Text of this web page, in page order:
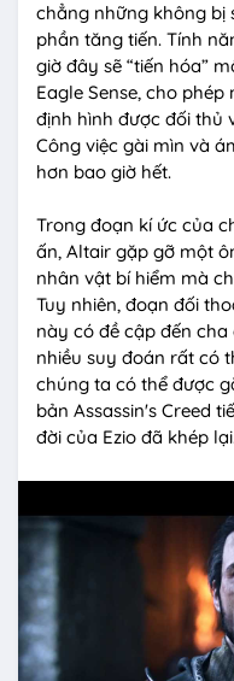
chẳng những không bị
phần tăng tiến. Tính
giờ đây sẽ “tiến hóa”
Eagle Sense, cho
định hình được đối thủ
Công việc gài mìn và
hơn bao giờ hết.
Trong đoạn kí ức của
ấn, Altair gặp gỡ một
nhân vật bí hiểm mà
Tuy nhiên, đoạn đối
này có đề cập đến
nhiều suy đoán rất có
chúng ta có thể được
bản Assassin's Creed
đời của Ezio đã khép